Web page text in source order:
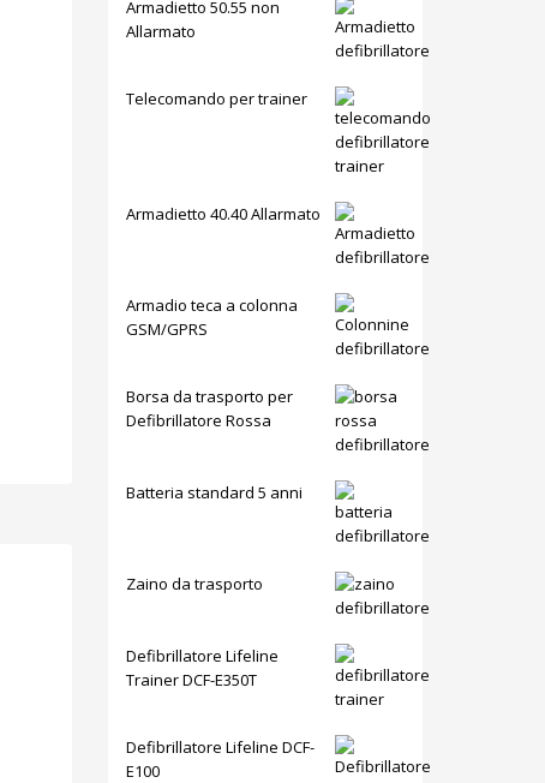
Armadietto 50.55 non
Allarmato
Telecomando per trainer
Armadietto 40.40 Allarmato
Armadio teca a colonna
GSM/GPRS
Borsa da trasporto per
Defibrillatore Rossa
Batteria standard 5 anni
Zaino da trasporto
Defibrillatore Lifeline
Trainer DCF-E350T
Defibrillatore Lifeline DCF-
E100